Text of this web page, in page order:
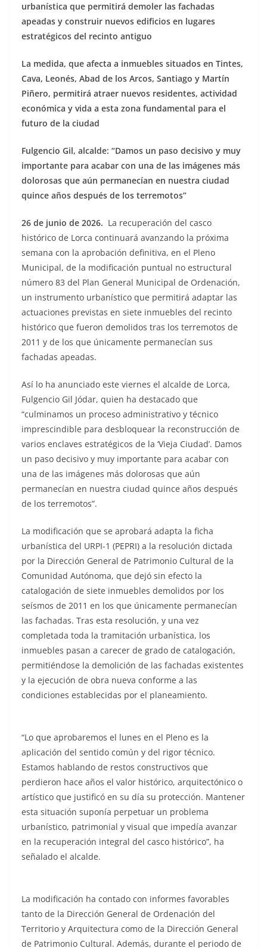
urbanística que permitirá demoler las fachadas
apeadas y construir nuevos edificios en lugares
estratégicos del recinto antiguo
La medida, que afecta a inmuebles situados en Tintes,
Cava, Leonés, Abad de los Arcos, Santiago y Martín
Piñero, permitirá atraer nuevos residentes, actividad
económica y vida a esta zona fundamental para el
futuro de la ciudad
Fulgencio Gil, alcalde: “Damos un paso decisivo y muy
importante para acabar con una de las imágenes más
dolorosas que aún permanecían en nuestra ciudad
quince años después de los terremotos”
26 de junio de 2026. La recuperación del casco
histórico de Lorca continuará avanzando la próxima
semana con la aprobación definitiva, en el Pleno
Municipal, de la modificación puntual no estructural
número 83 del Plan General Municipal de Ordenación,
un instrumento urbanístico que permitirá adaptar las
actuaciones previstas en siete inmuebles del recinto
histórico que fueron demolidos tras los terremotos de
2011 y de los que únicamente permanecían sus
fachadas apeadas.
Así lo ha anunciado este viernes el alcalde de Lorca,
Fulgencio Gil Jódar, quien ha destacado que
“culminamos un proceso administrativo y técnico
imprescindible para desbloquear la reconstrucción de
varios enclaves estratégicos de la ‘Vieja Ciudad’. Damos
un paso decisivo y muy importante para acabar con
una de las imágenes más dolorosas que aún
permanecían en nuestra ciudad quince años después
de los terremotos”.
La modificación que se aprobará adapta la ficha
urbanística del URPI-1 (PEPRI) a la resolución dictada
por la Dirección General de Patrimonio Cultural de la
Comunidad Autónoma, que dejó sin efecto la
catalogación de siete inmuebles demolidos por los
seísmos de 2011 en los que únicamente permanecían
las fachadas. Tras esta resolución, y una vez
completada toda la tramitación urbanística, los
inmuebles pasan a carecer de grado de catalogación,
permitiéndose la demolición de las fachadas existentes
y la ejecución de obra nueva conforme a las
condiciones establecidas por el planeamiento.
“Lo que aprobaremos el lunes en el Pleno es la
aplicación del sentido común y del rigor técnico.
Estamos hablando de restos constructivos que
perdieron hace años el valor histórico, arquitectónico o
artístico que justificó en su día su protección. Mantener
esta situación suponía perpetuar un problema
urbanístico, patrimonial y visual que impedía avanzar
en la recuperación integral del casco histórico”, ha
señalado el alcalde.
La modificación ha contado con informes favorables
tanto de la Dirección General de Ordenación del
Territorio y Arquitectura como de la Dirección General
de Patrimonio Cultural. Además, durante el periodo de